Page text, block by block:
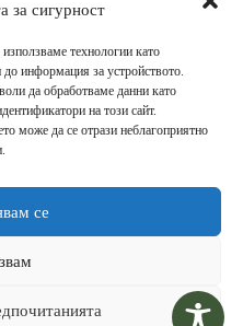
за сигурност
технологии като
до информация за устройството.
да обработваме данни като
на този сайт.
може да се отрази неблагоприятно
се
,